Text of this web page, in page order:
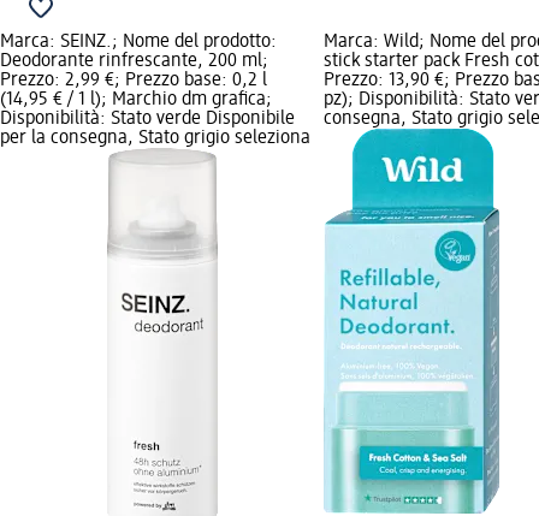
Marca: SEINZ.; Nome del prodotto:
Deodorante rinfrescante, 200 ml;
Prezzo: 2,99 €; Prezzo base: 0,2 l
(14,95 € / 1 l); Marchio dm grafica;
Disponibilità: Stato verde Disponibile
per la consegna, Stato grigio seleziona
Marca: Wild; Nome del
stick starter pack Fresh
Prezzo: 13,90 €; Prezzo
pz); Disponibilità: Stato
consegna, Stato grigio